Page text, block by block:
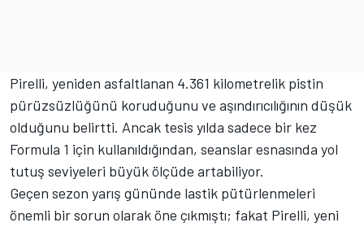
Pirelli, yeniden asfaltlanan 4.361 kilometrelik pistin
pürüzsüzlüğünü koruduğunu ve aşındırıcılığının düşük
olduğunu belirtti. Ancak tesis yılda sadece bir kez
Formula 1 için kullanıldığından, seanslar esnasında yol
tutuş seviyeleri büyük ölçüde artabiliyor.
Geçen sezon yarış gününde lastik pütürlenmeleri
önemli bir sorun olarak öne çıkmıştı; fakat Pirelli, yeni